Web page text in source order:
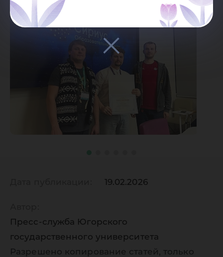
19.02.2026
Пресс-служба Югорского
государственного университета
Разрешено копирование статей, только